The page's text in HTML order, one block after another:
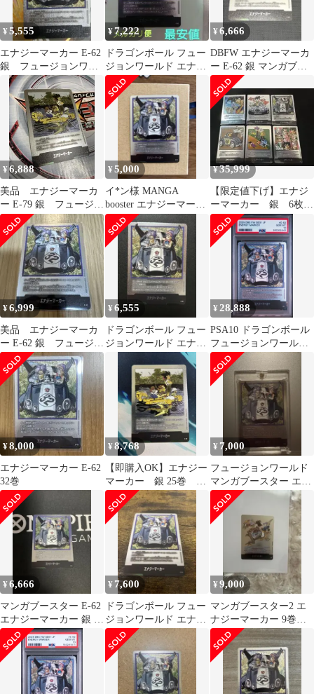
¥5,555
エナジーマーカー E-62
銀 フュージョンワー
ルド 32巻
¥7,222
ドラゴンボール フュー
ジョンワールド エナジ
ーマーカー E-62 銀 32
巻
¥6,666
DBFW エナジーマーカ
ー E-62 銀 マンガブー
スター01 32巻表紙
¥6,888
美品 エナジーマーカ
ー E-79 銀 フュージョ
ンワールド 漫画 25
巻
¥5,000
イ*ン様 MANGA
booster エナジーマーカ
ー銀 32巻 フュージョン
ワ
¥35,999
【限定値下げ】エナジ
ーマーカー 銀 6枚セ
ット
¥6,999
美品 エナジーマーカ
ー E-62 銀 フュージョ
ンワールド 漫画 32
巻
¥6,555
ドラゴンボール フュー
ジョンワールド エナジ
ーマーカー E-62 銀 32
¥ 28,888
PSA10 ドラゴンボール
フュージョンワールド
エナジーマーカー 銀
E-62
¥8,000
エナジーマーカー E-62
32巻
¥8,768
【即購入OK】エナジー
マーカー 銀 25巻 E-
79
¥ 7,000
フュージョンワールド
マンガブースター エナ
ジーマーカー 銀 E-62
32巻
¥6,666
マンガブースター E-62
エナジーマーカー 銀 32
巻
¥ 7,600
ドラゴンボール フュー
ジョンワールド エナジ
ーマーカー E-62 銀 32
巻
¥9,000
マンガブースター2 エ
ナジーマーカー 9巻表
紙